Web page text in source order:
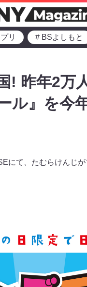
リ # BSよしもと
! 昨年2万
ル』を今
にて、たむらけんじ